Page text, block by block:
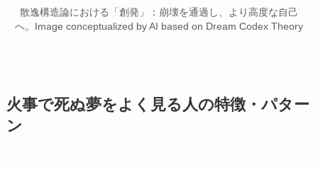
散逸構造論における「創発」：崩壊を通過し、より高度な自己
へ。Image conceptualized by AI based on Dream Codex Theory
火事で死ぬ夢をよく見る人の特徴・パター
ン